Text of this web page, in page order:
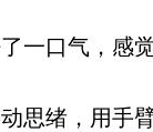
一口气，感
思绪，用手